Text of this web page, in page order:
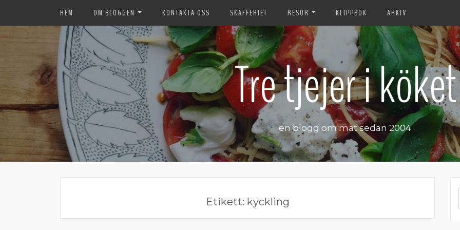
HEM OM BLOGGEN KONTAKTA OSS SKAFFERIET RESOR KLIPPBOK ARKIV
Tre tjejer i köket
en blogg om mat sedan 2004
Etikett: kyckling